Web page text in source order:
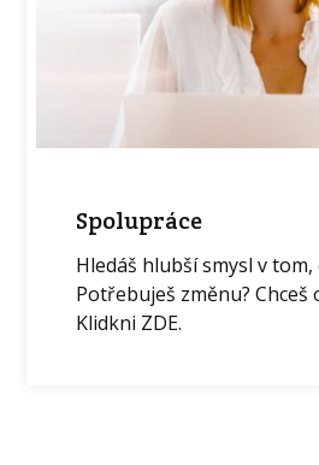
Spolupráce
Hledáš hlubší smysl v tom,
Potřebuješ změnu? Chceš
Klidkni ZDE.